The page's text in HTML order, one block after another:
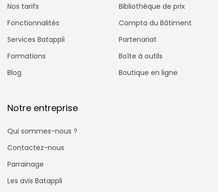
Nos tarifs
Fonctionnalités
Services Batappli
Formations
Blog
Bibliothèque de prix
Compta du Bâtiment
Partenariat
Boîte à outils
Boutique en ligne
Notre entreprise
Qui sommes-nous ?
Contactez-nous
Parrainage
Les avis Batappli